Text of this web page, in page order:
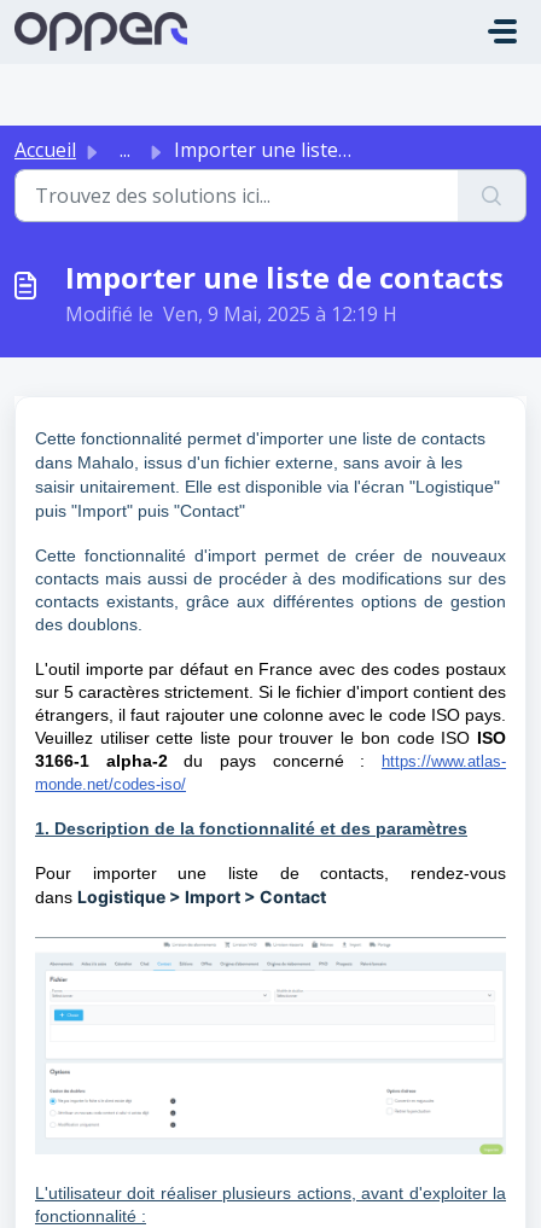
Passer au contenu principal
Accueil ... Importer une liste de contacts
Importer une liste de contacts
Modifié le Ven, 9 Mai, 2025 à 12:19 H
Cette fonctionnalité permet d'importer une liste de contacts
dans Mahalo, issus d'un fichier externe, sans avoir à les
saisir unitairement . Elle est disponible via l'écran "Logistique"
puis "Import" puis "Contact"
Cette fonctionnalité d'import permet de créer de nouveaux
contacts mais aussi de procéder à des modifications sur des
contacts existants, grâce aux différentes options de gestion
des doublons.
L'outil importe par défaut en France avec des codes postaux
sur 5 caractères strictement. Si le fichier d'import contient des
étrangers, il faut rajouter une colonne avec le code ISO pays.
Veuillez utiliser cette liste pour trouver le bon code ISO ISO
3166-1 alpha-2du pays concerné :
https://www.atlas-
monde.net/codes-iso/
1. Description de la fonctionnalité et des paramètres
Pour importer une liste de contacts, rendez-vous
dans Logistique > Import > Contact
L'utilisateur doit réaliser plusieurs actions, avant d'exploiter la
fonctionnalité :